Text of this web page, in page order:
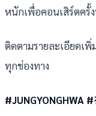
หนักเพื่อคอนเสิร์ตครั้
ติดตามรายละเอียดเพิ่
ทุกช่องทาง
#JUNGYONGHWA